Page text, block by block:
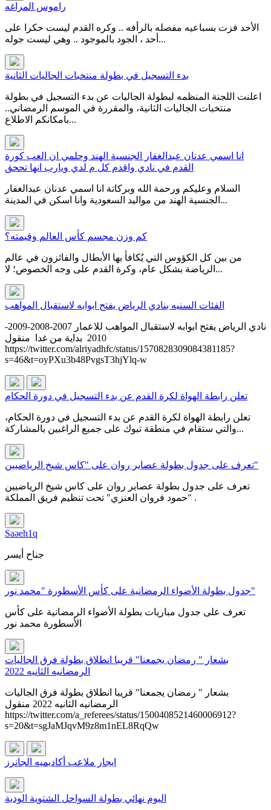
راموس المراغه
الأحد فزت بسباعيه مفصله بالرأفه .. وكره القدم ليست حكرا على
أحد ، الجود بالموجود .. وهي ليست جوله...
بدء التسجيل في بطولة منتخبات الجاليات الثانية
اعلنت اللجنة المنظمه لبطولة الجاليات عن بدء التسجيل في بطولة
منتخبات الجاليات الثانية، والمقررة في الموسم الرمضاني..
بامكانكم الاطلاع...
انا اسمي عدنان عبدالغفار الجنسية الهند وحلمي ان العب كورة
القدم في نادي واقدم كل م لدي ويارب انها تححق
السلام وعليكم ورحمة الله وبركاتة انا اسمي عدنان عبدالغفار
الجنسية الهند من مواليد السعودية وانا اسكن في المدينة...
كم وزن مجسم كأس العالم وقيمته؟
من بين كل الكؤوس التي يُكافأ بها الأبطال والفائزون في عالم
الرياضة بشكل عام، وكرة القدم على وجه الخصوص؛ لا...
الفئات السنيه بنادي الرياض يفتح ابوابه لاستقبال المواهب
نادي الرياض يفتح ابوابه لاستقبال المواهب للاعمار 2007-2008-2009-
2010 بداية من غدا منقول
https://twitter.com/alriyadhfc/status/1570828309084381185?
s=46&t=oyPXu3b48PvgsT3hjYlq-w
تعلن رابطة الهواة لكرة القدم عن بدء التسجيل في دورة الحكام
تعلن رابطة الهواة لكرة القدم عن بدء التسجيل في دورة الحكام،
والتي ستقام في منطقة تبوك على جميع الراغبين بالمشاركة...
تعرف على جدول بطولة عصاير روان على "كاس شيخ الرياضيين"
تعرف على جدول بطولة عصاير روان على كاس شيخ الرياضيين
"حمود فروان العنزي" تحت تنظيم فريق المملكة .
Saəeh1q
جناح أيسر
جدول بطولة الأضواء الرمضانية على كأس الأسطورة "محمد نور"
تعرف على جدول مباريات بطولة الأضواء الرمضانية على كأس
بشعار " رمضان يجمعنا" قريبا انطلاق بطولة فرق الجاليات
الرمضانيه الثانيه 2022
بشعار " رمضان يجمعنا" قريبا انطلاق بطولة فرق الجاليات
الرمضانيه الثانيه 2022 منقول
https://twitter.com/a_referees/status/1500408521460006912?
s=20&t=sgJaMJqvM9z8m1nEL8RqQw
ايجار ملاعب أكاديميه الجانرز
اليوم نهائي بطولة السواحل الشتوية الودية